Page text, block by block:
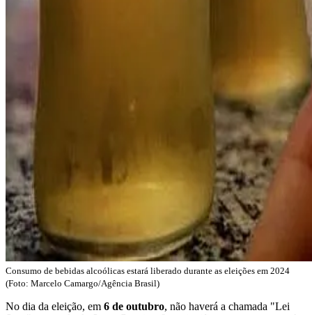
Consumo de bebidas alcoólicas estará liberado durante as eleições em 2024
(Foto: Marcelo Camargo/Agência Brasil)
No dia da eleição, em 6 de outubro, não haverá a chamada "Lei